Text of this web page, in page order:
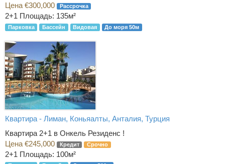
Цена €300,000
Рассрочка
2+1 Площадь: 135м²
Парковка Бассейн Видовая До моря 50м
Квартира - Лиман, Коньяалты, Анталия, Турция
Квартира 2+1 в Онкель Резиденс !
Цена €245,000
Кредит Срочно
2+1 Площадь: 100м²